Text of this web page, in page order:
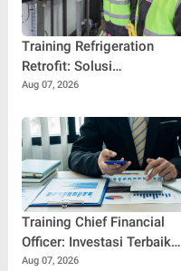
Training Refrigeration
Retrofit: Solusi
Meningkatkan Efisiensi dan
Pendingin Modern
Aug 07, 2026
Training Chief Financial
Officer: Investasi Terbaik
untuk Mencetak Pemimpin
Aug 07, 2026